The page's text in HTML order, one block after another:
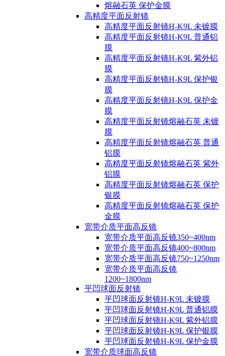
熔融石英 保护金膜
高精度平面反射镜
高精度平面反射镜H-K9L 未镀膜
高精度平面反射镜H-K9L 普通铝
膜
高精度平面反射镜H-K9L 紫外铝
膜
高精度平面反射镜H-K9L 保护银
膜
高精度平面反射镜H-K9L 保护金
膜
高精度平面反射镜熔融石英 未镀
膜
高精度平面反射镜熔融石英 普通
铝膜
高精度平面反射镜熔融石英 紫外
铝膜
高精度平面反射镜熔融石英 保护
银膜
高精度平面反射镜熔融石英 保护
金膜
宽带介质平面高反镜
宽带介质平面高反镜350~400nm
宽带介质平面高反镜400~800nm
宽带介质平面高反镜750~1250nm
宽带介质平面高反镜
1200~1800nm
平凹球面反射镜
平凹球面反射镜H-K9L 未镀膜
平凹球面反射镜H-K9L 普通铝膜
平凹球面反射镜H-K9L 紫外铝膜
平凹球面反射镜H-K9L 保护银膜
平凹球面反射镜H-K9L 保护金膜
宽带介质球面高反镜